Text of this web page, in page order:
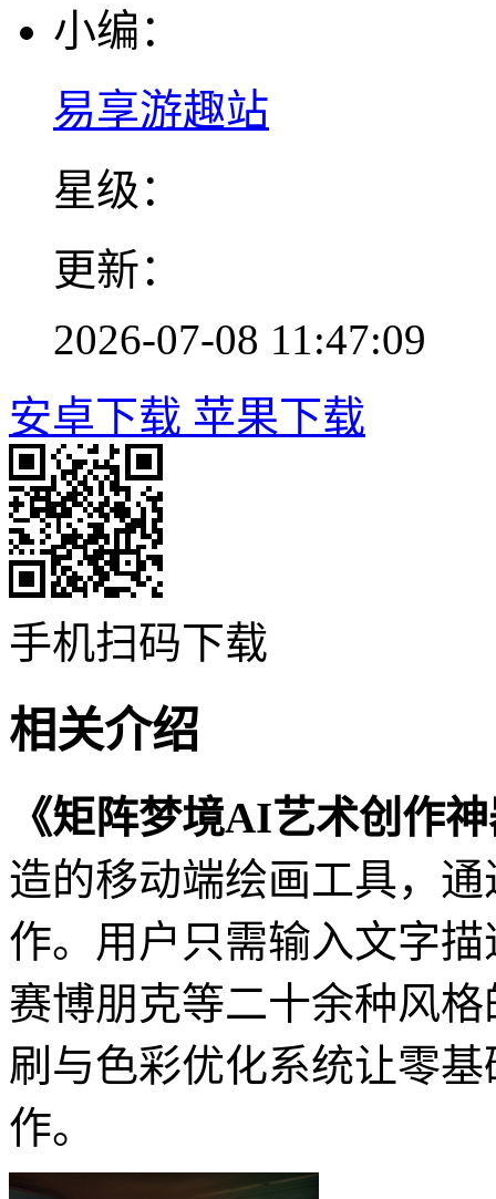
小编：
易享游趣站
星级：
更新：
2026-07-08 11:47:09
安卓下载 苹果下载
手机扫码下载
相关介绍
《矩阵梦境AI艺术创作
造的移动端绘画工具，
作。用户只需输入文字
赛博朋克等二十余种风
刷与色彩优化系统让零
作。